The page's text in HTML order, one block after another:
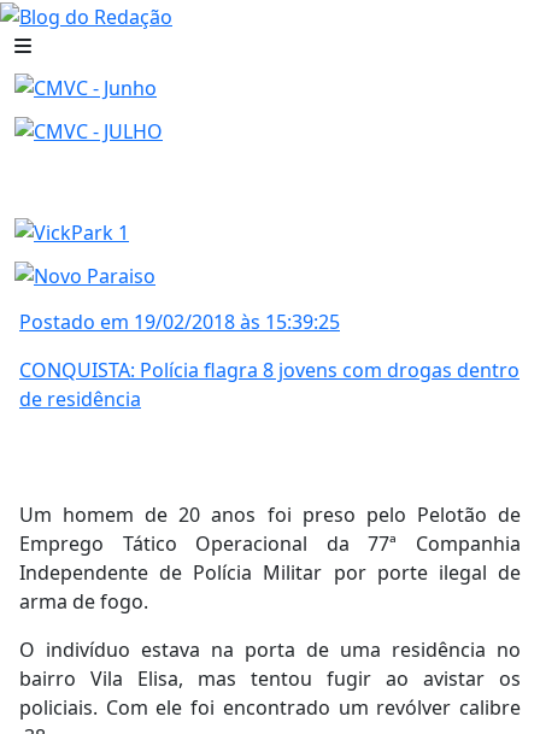
Postado em 19/02/2018 às 15:39:25
CONQUISTA: Polícia flagra 8 jovens com drogas dentro
de residência
Um homem de 20 anos foi preso pelo Pelotão de
Emprego Tático Operacional da 77ª Companhia
Independente de Polícia Militar por porte ilegal de
arma de fogo.
O indivíduo estava na porta de uma residência no
bairro Vila Elisa, mas tentou fugir ao avistar os
policiais. Com ele foi encontrado um revólver calibre